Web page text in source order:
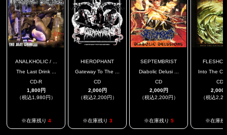
ANALKHOLIC / ...
The Last Drink ...
CD-R
1,800円
（税込1,980円）
※在庫残り 4
HIEROPHANT
Gateway To The ...
CD
2,000円
（税込2,200円）
※在庫残り 3
SEPTEMBRIST
Diabolic Delusi ...
CD
2,000円
（税込2,200円）
※在庫残り 5
Into The
CD
2,000
（税込
※在庫残